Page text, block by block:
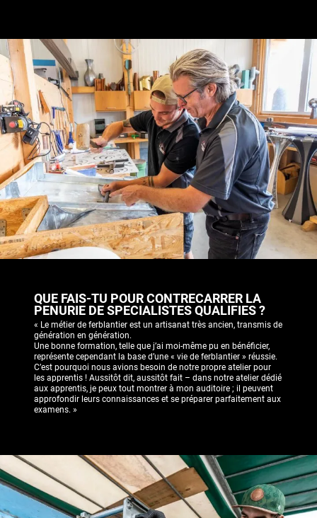
QUE FAIS-TU POUR CONTRECARRER LA
PENURIE DE SPECIALISTES QUALIFIES ?
« Le métier de ferblantier est un artisanat très ancien, transmis de
génération en génération.
Une bonne formation, telle que j’ai moi-même pu en bénéficier,
représente cependant la base d’une « vie de ferblantier » réussie.
C’est pourquoi nous avions besoin de notre propre atelier pour
les apprentis ! Aussitôt dit, aussitôt fait – dans notre atelier dédié
aux apprentis, je peux tout montrer à mon auditoire ; il peuvent
approfondir leurs connaissances et se préparer parfaitement aux
examens. »